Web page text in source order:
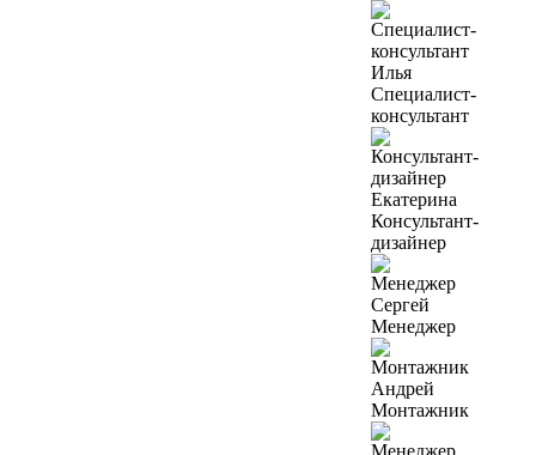
Илья
Специалист-
консультант
Екатерина
Консультант-
дизайнер
Сергей
Менеджер
Андрей
Монтажник